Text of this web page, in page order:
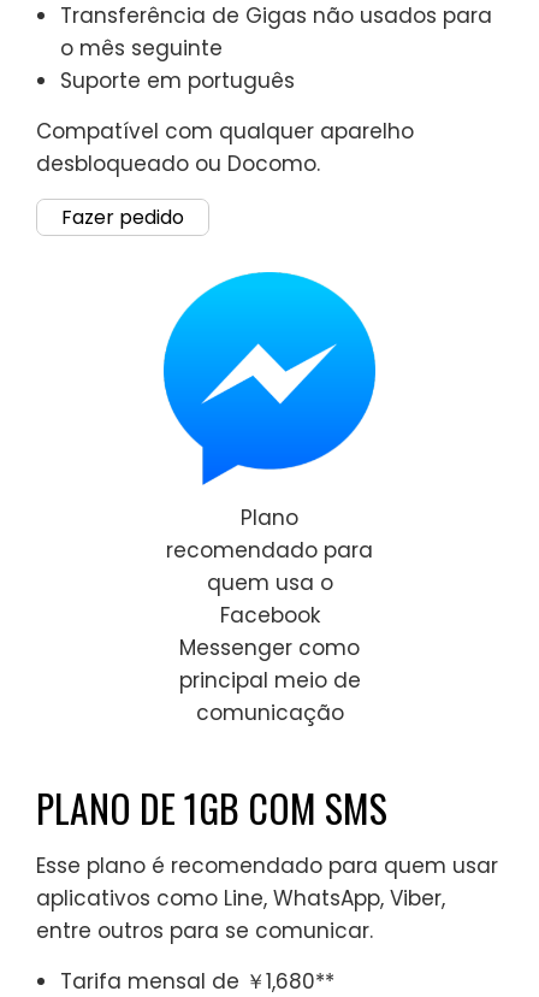
Transferência de Gigas não usados para
o mês seguinte
Suporte em português
Compatível com qualquer aparelho
desbloqueado ou Docomo.
Fazer pedido
Plano
recomendado para
quem usa o
Facebook
Messenger como
principal meio de
comunicação
PLANO DE 1GB COM SMS
Esse plano é recomendado para quem usar
aplicativos como Line, WhatsApp, Viber,
entre outros para se comunicar.
Tarifa mensal de ￥1,680**